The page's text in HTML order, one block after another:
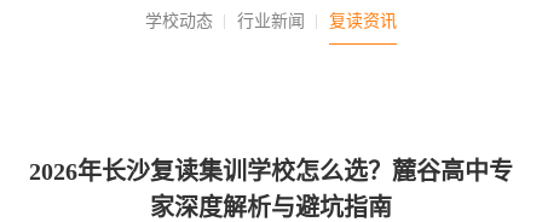
学校动态 行业新闻 复读资讯
2026年长沙复读集训学校怎么选？麓谷高中专
家深度解析与避坑指南